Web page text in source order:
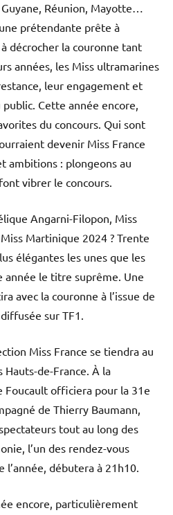
Réunion, Mayotte…
prétendante prête à
décrocher la couronne tant
années, les Miss ultramarines
leur engagement et
Cette année encore,
du concours. Qui sont
devenir Miss France
ambitions : plongeons au
vibrer le concours.
Angarni-Filopon, Miss
Martinique 2024 ? Trente
élégantes les unes que les
le titre suprême. Une
avec la couronne à l’issue de
sur TF1.
Miss France se tiendra au
Hauts-de-France. À la
Foucault officiera pour la 31e
de Thierry Baumann,
tout au long des
l’un des rendez-vous
l’année, débutera à 21h10.
encore, particulièrement